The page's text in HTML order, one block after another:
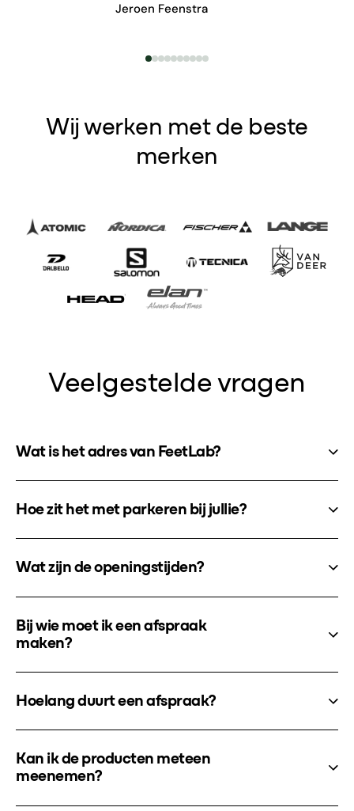
Jeroen Feenstra
Wij werken met de beste
merken
Veelgestelde vragen
Wat is het adres van FeetLab?
Hoe zit het met parkeren bij jullie?
Wat zijn de openingstijden?
Bij wie moet ik een afspraak
maken?
Hoelang duurt een afspraak?
Kan ik de producten meteen
meenemen?